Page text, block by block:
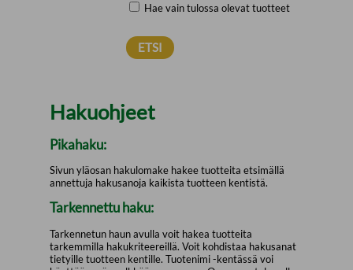
Hae vain tulossa olevat tuotteet
Hakuohjeet
Pikahaku:
Sivun yläosan hakulomake hakee tuotteita etsimällä
annettuja hakusanoja kaikista tuotteen kentistä.
Tarkennettu haku:
Tarkennetun haun avulla voit hakea tuotteita
tarkemmilla hakukriteereillä. Voit kohdistaa hakusanat
tietyille tuotteen kentille. Tuotenimi -kentässä voi